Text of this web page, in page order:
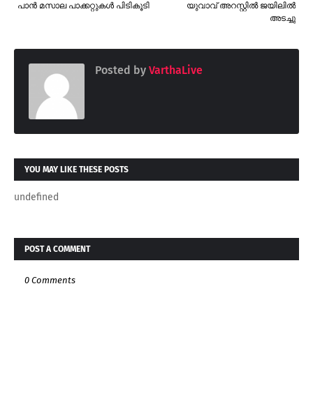
യുവാവ് അറസ്റ്റിൽ ജയിലിൽ
അടച്ചു
പാൻ മസാല പാക്കറ്റുകൾ പിടികൂടി
Posted by VarthaLive
YOU MAY LIKE THESE POSTS
undefined
POST A COMMENT
0 Comments